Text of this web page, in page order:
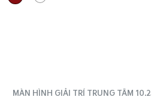
MÀN HÌNH GIẢI TRÍ TRUNG TÂM 10.25”​